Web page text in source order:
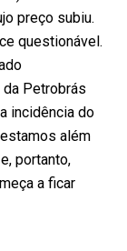
preço subiu.
questionável.
Petrobrás
incidência do
além
portanto,
a ficar